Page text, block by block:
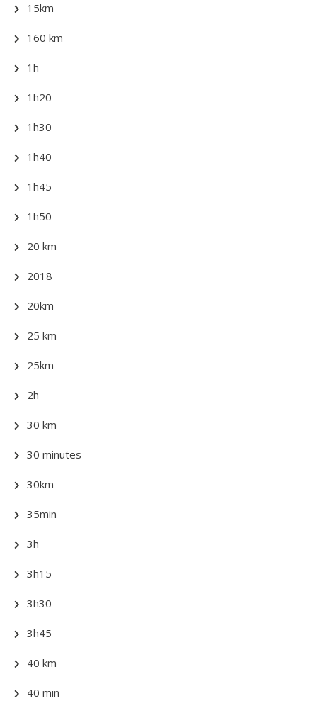
15km
160 km
1h
1h20
1h30
1h40
1h45
1h50
20 km
2018
20km
25 km
25km
2h
30 km
30 minutes
30km
35min
3h
3h15
3h30
3h45
40 km
40 min